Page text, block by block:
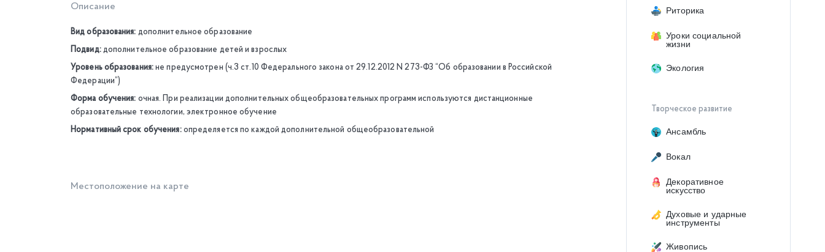
Описание
Вид образования: дополнительное образование
Подвид: дополнительное образование детей и взрослых
Уровень образования:не предусмотрен (ч.3 ст.10 Федерального закона от 29.12.2012 N 273-ФЗ “Об образовании в Российской
Федерации”)
Форма обучения: очная. При реализации дополнительных общеобразовательных программ используются дистанционные
образовательные технологии, электронное обучение
Нормативный срок обучения: определяется по каждой дополнительной общеобразовательной
Местоположение на карте
Риторика
Уроки социальной
жизни
Экология
Творческое развитие
Ансамбль
Вокал
Декоративное
искусство
Духовые и ударные
инструменты
Живопись